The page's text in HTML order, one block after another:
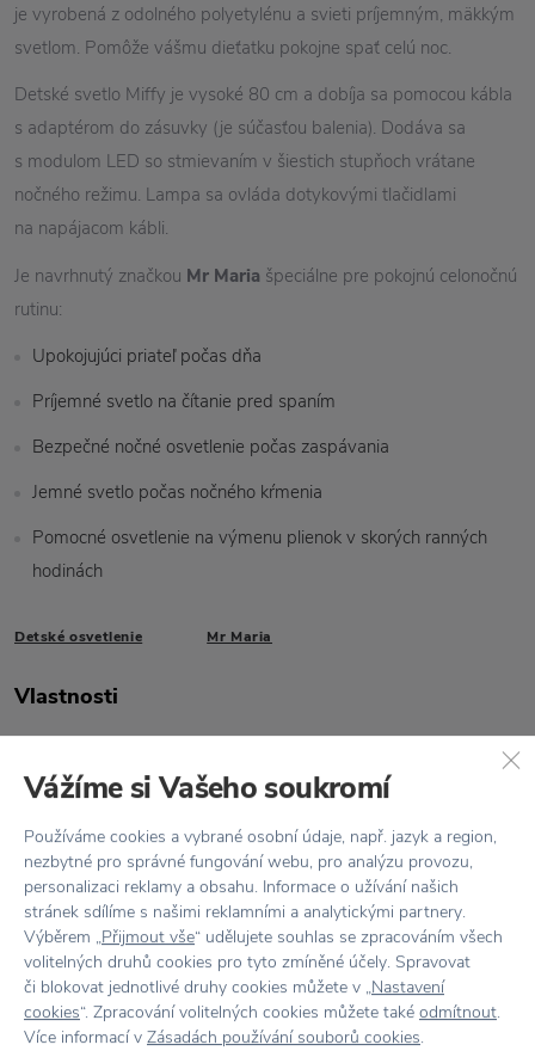
je vyrobená z odolného polyetylénu a svieti príjemným, mäkkým
svetlom. Pomôže vášmu dieťatku pokojne spať celú noc.
Detské svetlo Miffy je vysoké 80 cm a dobíja sa pomocou kábla
s adaptérom do zásuvky (je súčasťou balenia). Dodáva sa
s modulom LED so stmievaním v šiestich stupňoch vrátane
nočného režimu. Lampa sa ovláda dotykovými tlačidlami
na napájacom kábli.
Je navrhnutý značkou Mr Maria špeciálne pre pokojnú celonočnú
rutinu:
Upokojujúci priateľ počas dňa
Príjemné svetlo na čítanie pred spaním
Bezpečné nočné osvetlenie počas zaspávania
Jemné svetlo počas nočného kŕmenia
Pomocné osvetlenie na výmenu plienok v skorých ranných
hodinách
Detské osvetlenie Mr Maria
Vlastnosti
HL80MFF
Farba
Materiál Polyethylen
Napájanie Adaptér, napájací kábel
Rozmer V: 80 cm x Š: 40 cm x H: 40 cm
Stmievač 6 stupňov intenzity, vrátane nočného režimu
Vážíme si Vašeho soukromí
Používáme cookies a vybrané osobní údaje, např. jazyk a region,
nezbytné pro správné fungování webu, pro analýzu provozu,
personalizaci reklamy a obsahu. Informace o užívání našich
stránek sdílíme s našimi reklamními a analytickými partnery.
Výběrem „Přijmout vše“ udělujete souhlas se zpracováním všech
volitelných druhů cookies pro tyto zmíněné účely. Spravovat
či blokovat jednotlivé druhy cookies můžete v „Nastavení
cookies“. Zpracování volitelných cookies můžete také odmítnout.
Více informací v Zásadách používání souborů cookies.